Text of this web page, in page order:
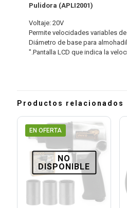
Pulidora (APLI2001)
Voltaje: 20V
Permite velocidades variables de
Diámetro de base para
″.Pantalla LCD que indica la
Productos relacionados
EN OFERTA
NO
DISPONIBLE